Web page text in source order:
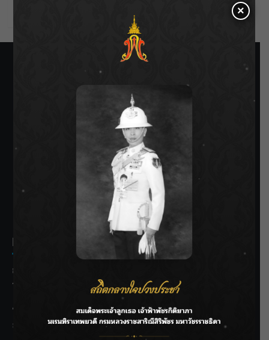
SIAMRATH VARIETY
THE BEST ENTERTAINMENT
Recent Posts
กรมชลฯ รับฟังประชาชน ติดตามแก้ปัญหาโครงการประตู
ระบายน้ำศรีสองรักฯ
‘แมน การิน’ แชร์ความเชื่อชวนคิด! “อยากกินอะไรหลังจาก
ลาโลกนี้ ให้ใส่บาตรสิ่งนั้นไว้ตอนยังมีชีวิต”
×